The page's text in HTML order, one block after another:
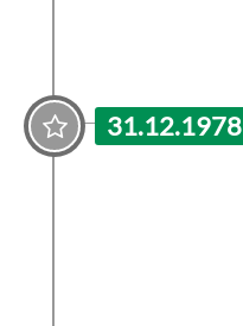
31.12.1978